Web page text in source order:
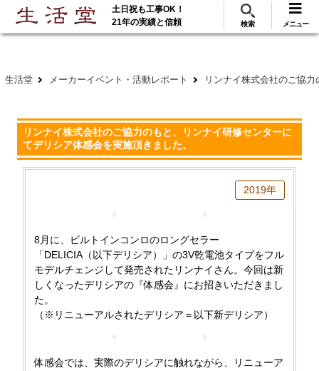
ご利用 288万･工事実績117万件! 無料見積
土日祝も工事OK！
21年の実績と信頼
検索 メニュー
生活堂 メーカーイベント・活動レポート リンナイ株式会社のご協
リンナイ株式会社のご協力のもと、リンナイ研修センターに
てデリシア体感会を実施頂きました。
2019年
8月に、ビルトインコンロのロングセラー
「DELICIA（以下デリシア）」の3V乾電池タイプをフル
モデルチェンジして発売されたリンナイさん。今回は新
しくなったデリシアの『体感会』にお招きいただきまし
た。
（※リニューアルされたデリシア＝以下新デリシア）
体感会では、実際のデリシアに触れながら、リニューア